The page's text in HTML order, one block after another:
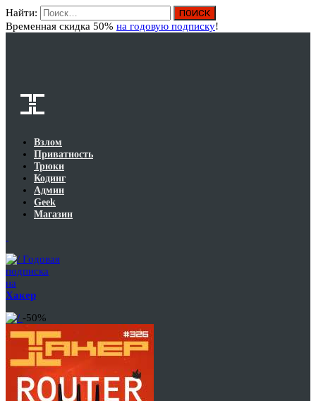
Найти:
Временная скидка 50% на годовую подписку!
Взлом
Приватность
Трюки
Кодинг
Админ
Geek
Магазин
Годовая
подписка
на
Хакер
-50%